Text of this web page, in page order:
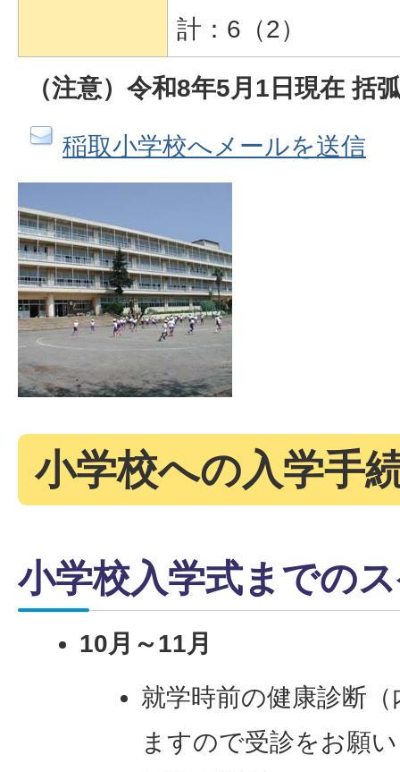
計：6（2）
（注意）令和8年5月1日現在 括
稲取小学校へメールを送信
小学校への入学手
小学校入学式までの
10月～11月
就学時前の健康診断
ますので受診をお願